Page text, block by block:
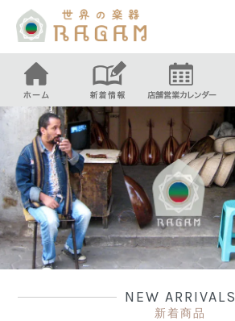
NEW ARRIVALS
新着商品